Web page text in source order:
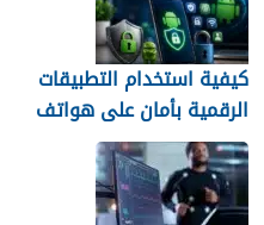
كيفية استخدام التطبيقات
الرقمية بأمان على هواتف
الأندرويد